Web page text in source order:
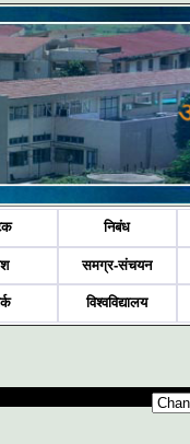
निबंध
समग्र-संचयन
विश्वविद्यालय